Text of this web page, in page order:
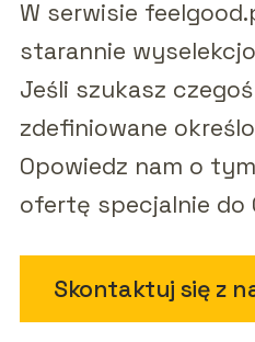
W serwisie
starannie
Jeśli szukasz
zdefiniowane
Opowiedz nam o
ofertę specjalnie do
Skontaktuj się z